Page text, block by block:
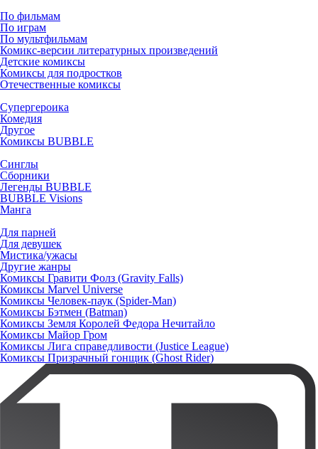
По фильмам
По играм
По мультфильмам
Комикс-версии литературных произведений
Детские комиксы
Комиксы для подростков
Отечественные комиксы
Супергероика
Комедия
Другое
Комиксы BUBBLE
Синглы
Сборники
Легенды BUBBLE
BUBBLE Visions
Манга
Для парней
Для девушек
Мистика/ужасы
Другие жанры
Комиксы Гравити Фолз (Gravity Falls)
Комиксы Marvel Universe
Комиксы Человек-паук (Spider-Man)
Комиксы Бэтмен (Batman)
Комиксы Земля Королей Федора Нечитайло
Комиксы Майор Гром
Комиксы Лига справедливости (Justice League)
Комиксы Призрачный гонщик (Ghost Rider)